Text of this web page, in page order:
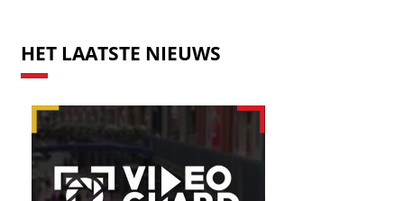
HET LAATSTE NIEUWS